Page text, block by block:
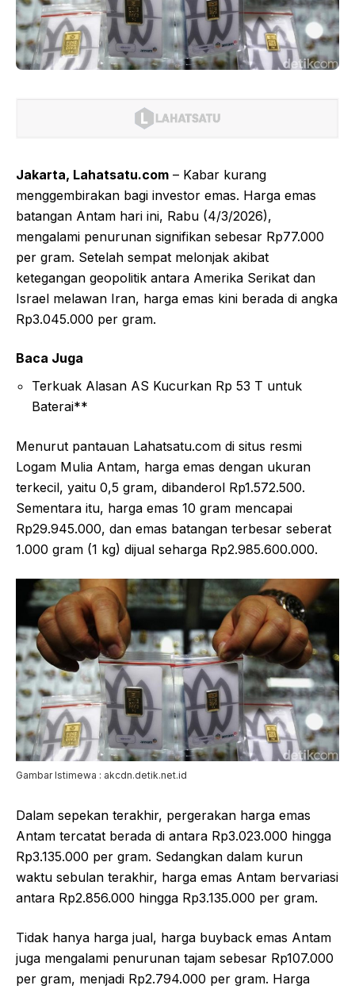
Jakarta, Lahatsatu.com – Kabar kurang
menggembirakan bagi investor emas. Harga emas
batangan Antam hari ini, Rabu (4/3/2026),
mengalami penurunan signifikan sebesar Rp77.000
per gram. Setelah sempat melonjak akibat
ketegangan geopolitik antara Amerika Serikat dan
Israel melawan Iran, harga emas kini berada di angka
Rp3.045.000 per gram.
Baca Juga
Terkuak Alasan AS Kucurkan Rp 53 T untuk
Baterai**
Menurut pantauan Lahatsatu.com di situs resmi
Logam Mulia Antam, harga emas dengan ukuran
terkecil, yaitu 0,5 gram, dibanderol Rp1.572.500.
Sementara itu, harga emas 10 gram mencapai
Rp29.945.000, dan emas batangan terbesar seberat
1.000 gram (1 kg) dijual seharga Rp2.985.600.000.
Gambar Istimewa : akcdn.detik.net.id
Dalam sepekan terakhir, pergerakan harga emas
Antam tercatat berada di antara Rp3.023.000 hingga
Rp3.135.000 per gram. Sedangkan dalam kurun
waktu sebulan terakhir, harga emas Antam bervariasi
antara Rp2.856.000 hingga Rp3.135.000 per gram.
Tidak hanya harga jual, harga buyback emas Antam
juga mengalami penurunan tajam sebesar Rp107.000
per gram, menjadi Rp2.794.000 per gram. Harga